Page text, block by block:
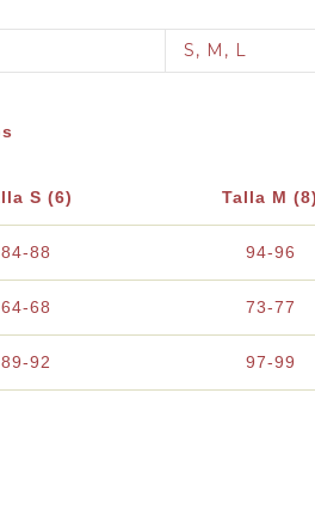
S, M, L
S (6) Talla M (8)
84-88 94-96
64-68 73-77
89-92 97-99